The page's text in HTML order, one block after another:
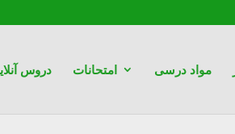
دروس امتحانات مواد درسی